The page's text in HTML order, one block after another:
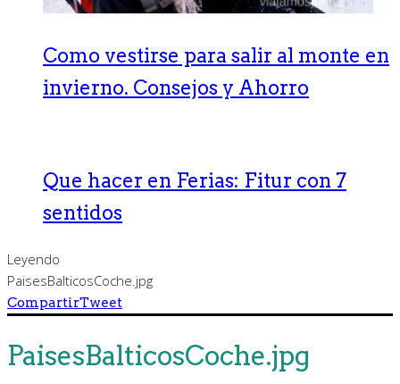
Como vestirse para salir al monte en
invierno. Consejos y Ahorro
Que hacer en Ferias: Fitur con 7
sentidos
Leyendo
PaisesBalticosCoche.jpg
CompartirTweet
PaisesBalticosCoche.jpg